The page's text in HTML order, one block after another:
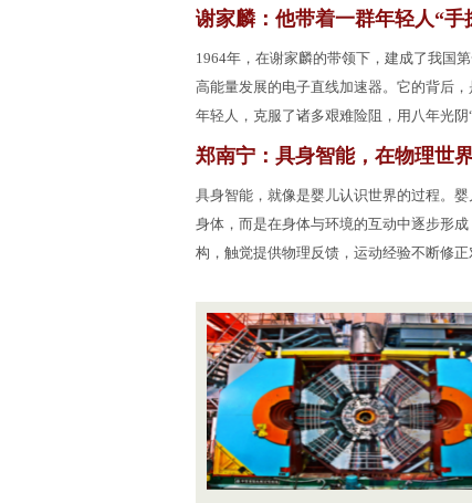
谢家麟：他带着一群年轻人“手
1964年，在谢家麟的带领下，建成了我国
高能量发展的电子直线加速器。它的背后
年轻人，克服了诸多艰难险阻，用八年光阴
郑南宁：具身智能，在物理世
具身智能，就像是婴儿认识世界的过程。
身体，而是在身体与环境的互动中逐步形
构，触觉提供物理反馈，运动经验不断修正